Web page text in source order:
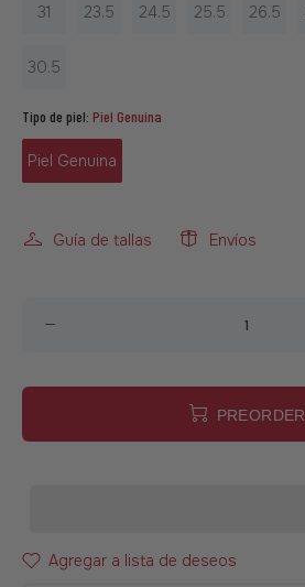
31 23.5 24.5 25.5 26.5
30.5
Tipo de piel: Piel Genuina
Piel Genuina
Guía de tallas Envíos
PREORDER
Agregar a lista de deseos